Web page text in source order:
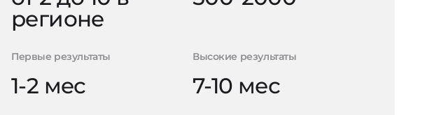
регионе
Первые результаты
1-2 мес
Высокие результаты
7-10 мес